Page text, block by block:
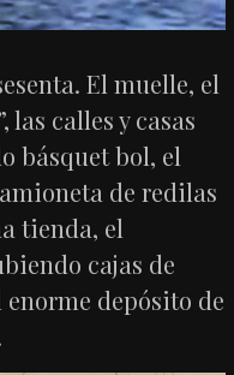
El muelle, el
las calles y casas
básquet bol, el
de redilas
tienda, el
cajas de
enorme depósito de